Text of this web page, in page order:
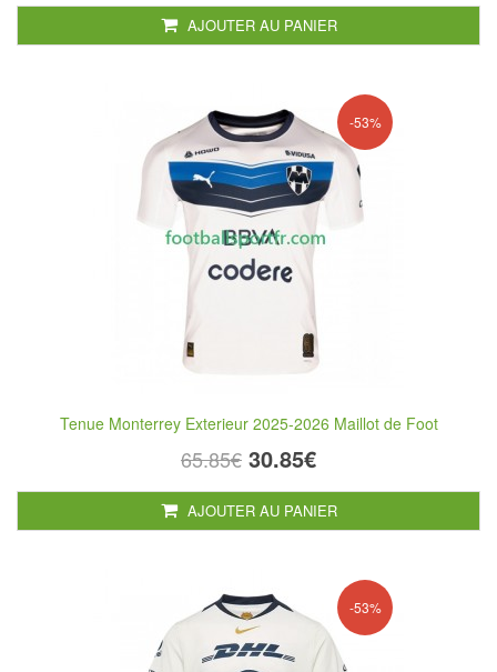
AJOUTER AU PANIER
-53%
Tenue Monterrey Exterieur 2025-2026 Maillot de Foot
65.85€ 30.85€
AJOUTER AU PANIER
-53%